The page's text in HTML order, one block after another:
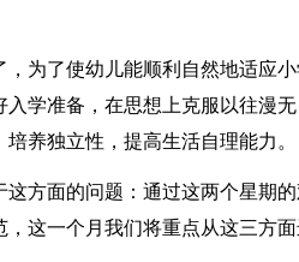
为了使幼儿能顺利自然地适应
学准备，在思想上克服以往漫
养独立性，提高生活自理能力。
方面的问题：通过这两个星期
这一个月我们将重点从这三方面